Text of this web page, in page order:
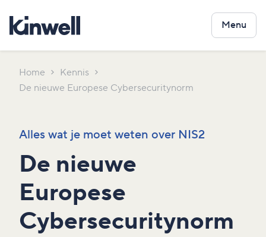
Menu
Home
Kennis
De nieuwe Europese Cybersecuritynorm
Alles wat je moet weten over NIS2
De nieuwe
Europese
Cybersecuritynorm